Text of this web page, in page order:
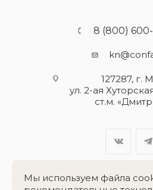
8 (800)
127287, г.
ул. 2-ая
ст.м.
Мы используем файла